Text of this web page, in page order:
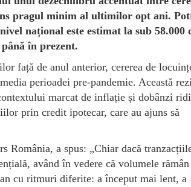
pragul minim al ultimilor opt ani.
național este estimat la sub 58.000
în prezent.
față de anul anterior, cererea de
perioadei pre-pandemie. Această
marcat de inflație și dobânzi
prin credit ipotecar, care au ajuns să
a spus: „Chiar dacă
având în vedere că volumele rămân
cu ritmuri diferite: a început mai lent, a